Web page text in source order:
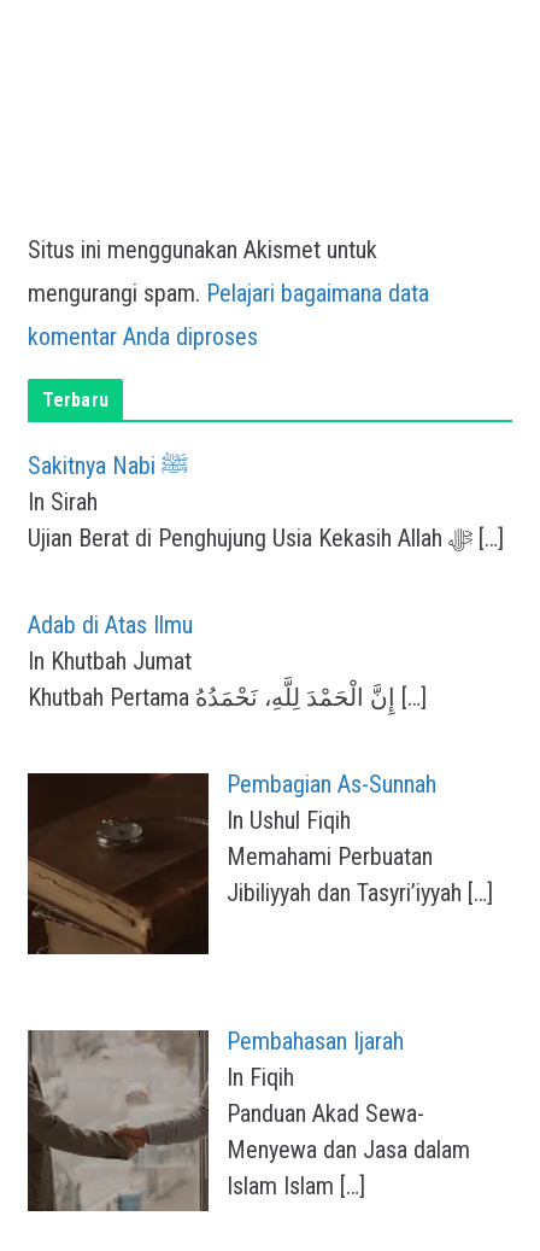
Situs ini menggunakan Akismet untuk
mengurangi spam. Pelajari bagaimana data
komentar Anda diproses
Terbaru
Sakitnya Nabi ﷺ
In Sirah
Ujian Berat di Penghujung Usia Kekasih Allah ﷻ […]
Adab di Atas Ilmu
In Khutbah Jumat
[…]
Pembagian As-Sunnah
In Ushul Fiqih
Memahami Perbuatan
Jibiliyyah dan Tasyri’iyyah […]
Pembahasan Ijarah
In Fiqih
Panduan Akad Sewa-
Menyewa dan Jasa dalam
Islam Islam […]